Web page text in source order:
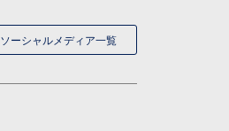
ソーシャルメディア一覧